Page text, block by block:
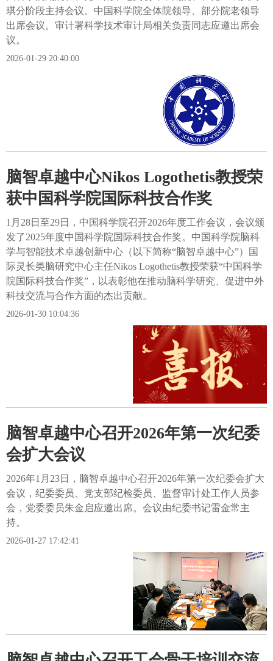
琪分阶段主持会议。中国科学院全体院领导、部分院老领导
出席会议。审计署科学技术审计局相关负责同志应邀出席会
议。
2026-01-29 20:40:00
脑智卓越中心Nikos Logothetis教授荣
获中国科学院国际科技合作奖
1月28日至29日，中国科学院召开2026年度工作会议，会议颁
发了2025年度中国科学院国际科技合作奖。中国科学院脑科
学与智能技术卓越创新中心（以下简称“脑智卓越中心”）国
际灵长类脑研究中心主任Nikos Logothetis教授荣获“中国科学
院国际科技合作奖”，以表彰他在推动脑科学研究、促进中外
科技交流与合作方面的杰出贡献。
2026-01-30 10:04:36
脑智卓越中心召开2026年第一次纪委
会扩大会议
2026年1月23日，脑智卓越中心召开2026年第一次纪委会扩大
会议，纪委委员、党支部纪检委员、监督审计处工作人员参
会，党委委员朱金启应邀出席。会议由纪委书记雷金常主
持。
2026-01-27 17:42:41